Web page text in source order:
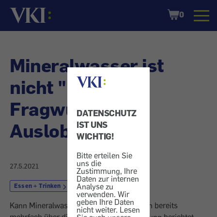
DATENSCHUTZ
IST UNS
WICHTIG!
Bitte erteilen Sie
uns die
Zustimmung, Ihre
Daten zur internen
Analyse zu
verwenden. Wir
geben Ihre Daten
nicht weiter. Lesen
Startseite
Shopping
Cart
0
Mineralwasser ist
nicht "bio" -
Fragwürdige
Auslobung
27.5.2021
Essen + Trinken Mineralwasser
Kann Mineralwasser „bio“ sein? Wir haben bereits